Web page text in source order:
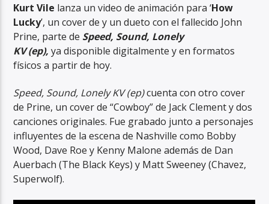
Kurt Vile lanza un video de animación para ‘How
Lucky’, un cover de y un dueto con el fallecido John
Prine, parte de Speed, Sound, Lonely
KV (ep), ya disponible digitalmente y en formatos
físicos a partir de hoy.
Speed, Sound, Lonely KV (ep)cuenta con otro cover
de Prine, un cover de “Cowboy” de Jack Clement y dos
canciones originales. Fue grabado junto a personajes
influyentes de la escena de Nashville como Bobby
Wood, Dave Roe y Kenny Malone además de Dan
Auerbach (The Black Keys) y Matt Sweeney (Chavez,
Superwolf).